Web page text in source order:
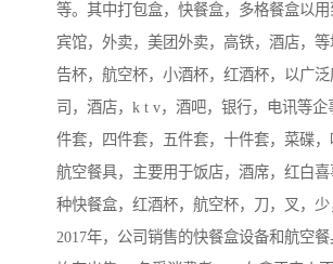
等。其中打包盒，快餐盒，多格餐盒以用
宾馆，外卖，美团外卖，高铁，酒店，
告杯，航空杯，小酒杯，红酒杯，以广
司，酒店，k t v，酒吧，银行，电讯等企
件套，四件套，五件套，十件套，菜碟
航空餐具，主要用于饭店，酒席，红白
种快餐盒，红酒杯，航空杯，刀，叉，少
2017年，公司销售的快餐盒设备和航空